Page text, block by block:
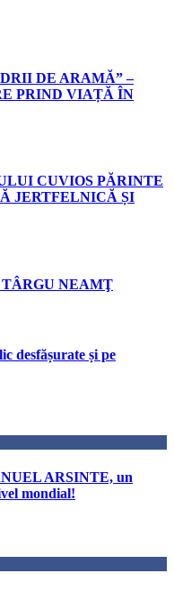
DE ARAMĂ” –
PRIND VIAȚĂ ÎN
CUVIOS PĂRINTE
JERTFELNICĂ ȘI
TÂRGU NEAMŢ
desfășurate și pe
ARSINTE, un
mondial!